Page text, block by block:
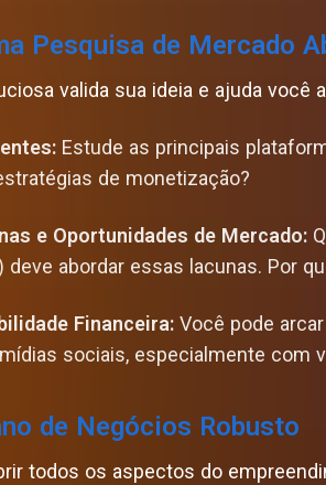
Pesquisa de Mercado
valida sua ideia e ajuda você
Estude as principais
de monetização?
e Oportunidades de Mercado:
deve abordar essas lacunas. Por
Financeira: Você pode
sociais, especialmente
de Negócios Robusto
todos os aspectos do